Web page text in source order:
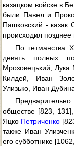
казацком войске в
были Павел и
Пашковский - казак
происходил позднее
По гетманства
девять полных
Мрозовецький,
Килдей, Иван
Улизько, Иван
обществе [823,
Яцко Петриченко
также Иван
его субботнике